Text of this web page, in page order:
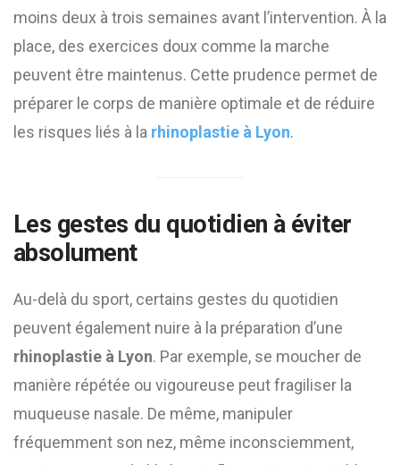
moins deux à trois semaines avant l’intervention. À la
place, des exercices doux comme la marche
peuvent être maintenus. Cette prudence permet de
préparer le corps de manière optimale et de réduire
les risques liés à la rhinoplastie à Lyon.
Les gestes du quotidien à éviter
absolument
Au-delà du sport, certains gestes du quotidien
peuvent également nuire à la préparation d’une
rhinoplastie à Lyon. Par exemple, se moucher de
manière répétée ou vigoureuse peut fragiliser la
muqueuse nasale. De même, manipuler
fréquemment son nez, même inconsciemment,